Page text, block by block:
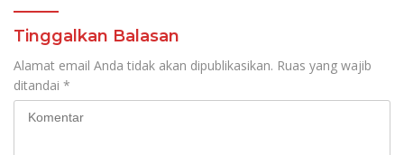
Tinggalkan Balasan
Alamat email Anda tidak akan dipublikasikan. Ruas yang wajib
ditandai *